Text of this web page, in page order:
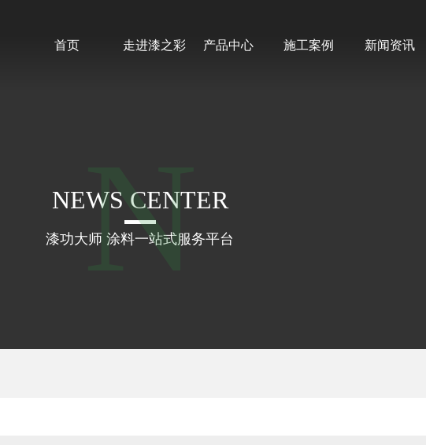
首页 走进漆之彩 产品中心 施工案例 新闻资讯
NEWS CENTER
漆功大师 涂料一站式服务平台